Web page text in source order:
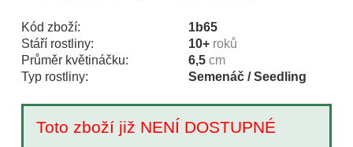
Kód zboží:
1b65
Stáří rostliny:
10+ roků
Průměr květináčku:
6,5 cm
Typ rostliny:
Semenáč / Seedling
Toto zboží již NENÍ DOSTUPNÉ